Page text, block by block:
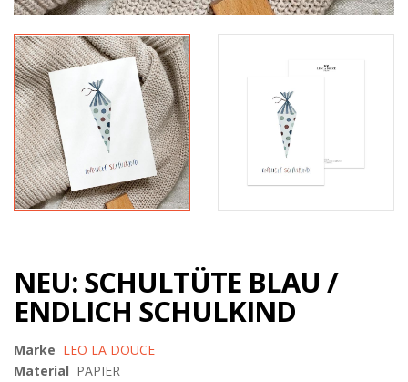
NEU: SCHULTÜTE BLAU /
ENDLICH SCHULKIND
Marke LEO LA DOUCE
Material PAPIER